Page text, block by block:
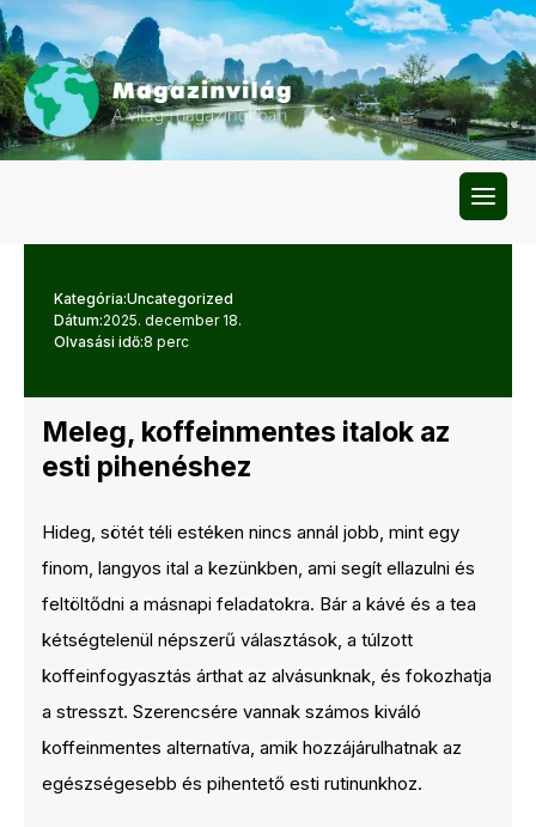
Kategória:Uncategorized
Dátum:2025. december 18.
Olvasási idő:8 perc
Meleg, koffeinmentes italok az
esti pihenéshez
Hideg, sötét téli estéken nincs annál jobb, mint egy
finom, langyos ital a kezünkben, ami segít ellazulni és
feltöltődni a másnapi feladatokra. Bár a kávé és a tea
kétségtelenül népszerű választások, a túlzott
koffeinfogyasztás árthat az alvásunknak, és fokozhatja
a stresszt. Szerencsére vannak számos kiváló
koffeinmentes alternatíva, amik hozzájárulhatnak az
egészségesebb és pihentető esti rutinunkhoz.